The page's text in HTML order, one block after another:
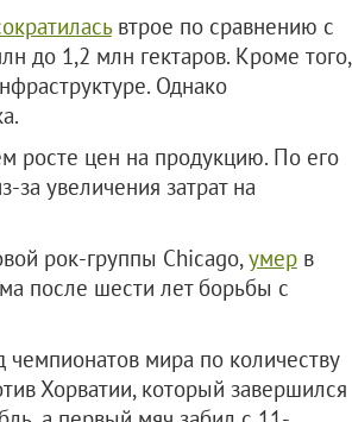
втрое по сравнению с
до 1,2 млн гектаров. Кроме того,
Однако
росте цен на продукцию. По его
за увеличения затрат на
рок-группы Chicago, умерв
после шести лет борьбы с
чемпионатов мира по количеству
Хорватии, который завершился